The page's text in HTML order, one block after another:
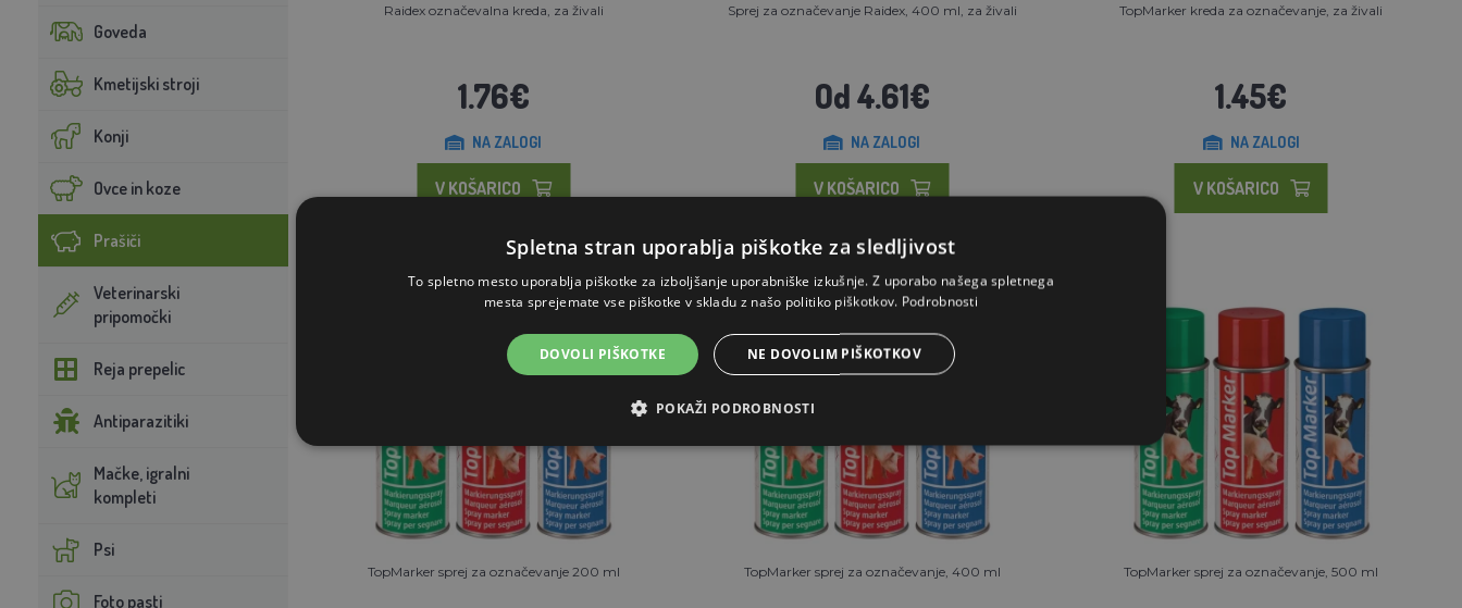
Goveda
Kmetijski stroji
Konji
Ovce in koze
Prašiči
Veterinarski
pripomočki
Reja prepelic
Antiparazitiki
Mačke, igralni
kompleti
Psi
Foto pasti
Raidex označevalna kreda, za živali
1.76€
NA ZALOGI
V KOŠARICO
Sprej za označevanje Raidex, 400 ml, za živali
Od 4.61€
NA ZALOGI
V KOŠARICO
TopMarker kreda za označevanje, za živali
1.45€
NA ZALOGI
V KOŠARICO
TopMarker sprej za označevanje 200 ml TopMarker sprej za označevanje, 400 ml TopMarker sprej za označevanje, 500 ml
Spletna stran uporablja piškotke za sledljivost
To spletno mesto uporablja piškotke za izboljšanje uporabniške izkušnje. Z uporabo našega spletnega
mesta sprejemate vse piškotke v skladu z našo politiko piškotkov. Podrobnosti
DOVOLI PIŠKOTKE NE DOVOLIM PIŠKOTKOV
POKAŽI PODROBNOSTI